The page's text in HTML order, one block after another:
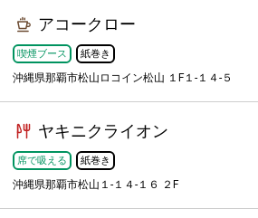
アコークロー
喫煙ブース 紙巻き
沖縄県那覇市松山ロコイン松山 １F１-１４-５
ヤキニクライオン
席で吸える 紙巻き
沖縄県那覇市松山１-１４-１６ ２F